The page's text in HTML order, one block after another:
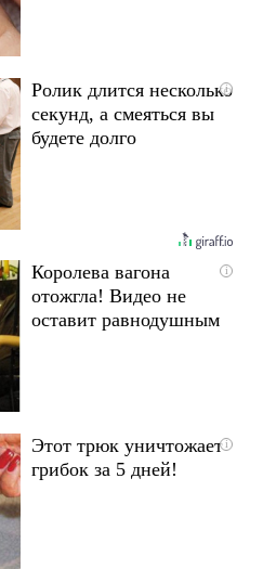
i
Ролик длится несколько
секунд, а смеяться вы
будете долго
i
Королева вагона
отожгла! Видео не
оставит равнодушным
i
Этот трюк уничтожает
грибок за 5 дней!